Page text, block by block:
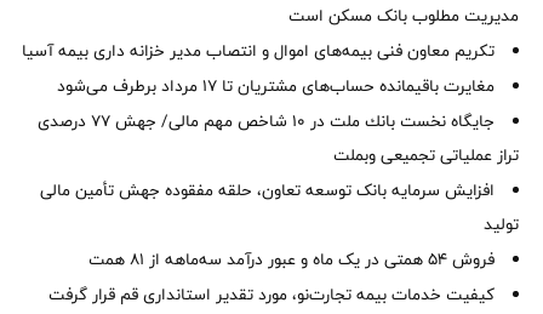
مدیریت مطلوب بانک مسکن است
تکریم معاون فنی بیمه‌های اموال و انتصاب مدیر خزانه داری بیمه آسیا
مغایرت‌ باقیمانده حساب‌های مشتریان تا ۱۷ مرداد برطرف می‌شود
جایگاه نخست بانك ملت در 10 شاخص مهم مالی/ جهش 77 درصدی
تراز عملیاتی تجمیعی وبملت
افزایش سرمایه بانک توسعه تعاون، حلقه مفقوده جهش تأمین مالی
تولید
فروش 54 همتی در یک ماه و عبور درآمد سه‌ماهه از 81 همت
کیفیت خدمات بیمه تجارت‌نو، مورد تقدیر استانداری قم قرار گرفت